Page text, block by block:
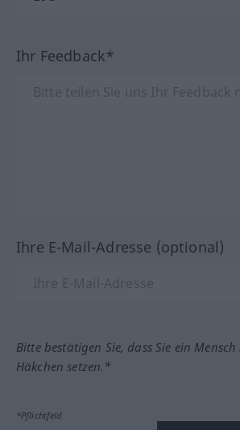
Ihr Feedback*
Ihre E-Mail-Adresse (optional)
Bitte bestätigen Sie, dass Sie ein
Häkchen setzen.*
*Pflichtfeld